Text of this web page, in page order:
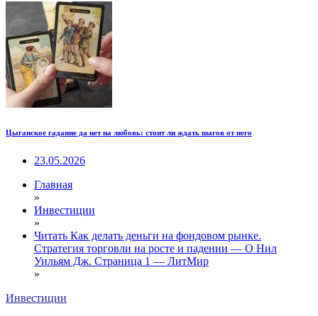
Цыганское гадание да нет на любовь: стоит ли ждать шагов от него
23.05.2026
Главная
»
Инвестиции
»
Читать Как делать деньги на фондовом рынке.
Стратегия торговли на росте и падении — О Нил
Уильям Дж. Страница 1 — ЛитМир
»
Инвестиции